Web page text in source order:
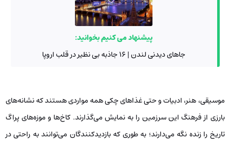
پیشنهاد می کنیم بخوانید:
جاهای دیدنی لندن | 16 جاذبه بی نظیر در قلب اروپا
موسیقی، هنر، ادبیات و حتی غذاهای چکی همه مواردی هستند که نشانه‌های
بارزی از فرهنگ این سرزمین را به نمایش می‌گذارند. کاخ‌ها و موزه‌های پراگ
تاریخ را زنده نگه می‌دارند؛ به طوری که بازدیدکنندگان می‌توانند به راحتی در